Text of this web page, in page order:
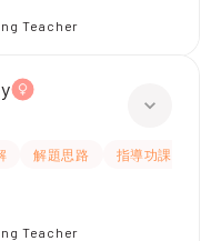
Teacher
解題思路 指導功課
Teacher